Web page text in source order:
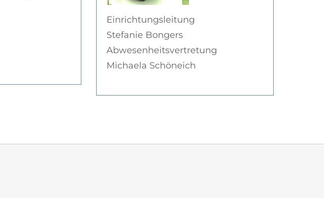
Einrichtungsleitung
Stefanie Bongers
Abwesenheitsvertretung
Michaela Schöneich